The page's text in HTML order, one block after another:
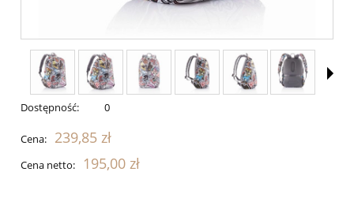
Dostępność: 0
Cena: 239,85 zł
Cena netto: 195,00 zł